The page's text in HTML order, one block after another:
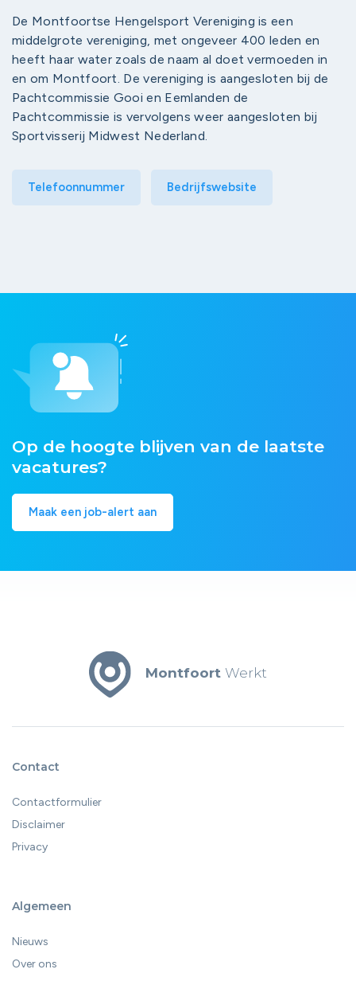
De Montfoortse Hengelsport Vereniging is een
middelgrote vereniging, met ongeveer 400 leden en
heeft haar water zoals de naam al doet vermoeden in
en om Montfoort. De vereniging is aangesloten bij de
Pachtcommissie Gooi en Eemlanden de
Pachtcommissie is vervolgens weer aangesloten bij
Sportvisserij Midwest Nederland.
Telefoonnummer Bedrijfswebsite
Op de hoogte blijven van de laatste
vacatures?
Maak een job-alert aan
Montfoort Werkt
Contact
Contactformulier
Disclaimer
Privacy
Algemeen
Nieuws
Over ons